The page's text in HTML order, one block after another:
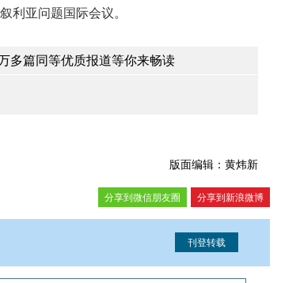
利亚问题国际会议。
多篇同等优质报道等你来畅读
版面编辑：黄炜新
分享到新浪微博
分享到微信朋友圈